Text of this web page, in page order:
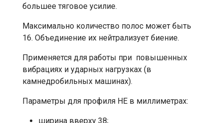
большее тяговое усилие.
Максимально количество полос может быть
16. Объединение их нейтрализует биение.
Применяется для работы при повышенных
вибрациях и ударных нагрузках (в
камнедробильных машинах).
Параметры для профиля HE в миллиметрах:
ширина вверху 38;